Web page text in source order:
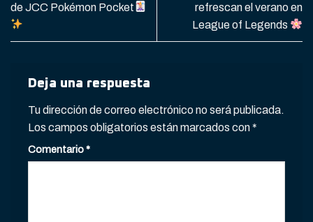
de JCC Pokémon Pocket
refrescan el verano en
League of Legends
Deja una respuesta
Tu dirección de correo electrónico no será publicada.
Los campos obligatorios están marcados con*
Comentario*